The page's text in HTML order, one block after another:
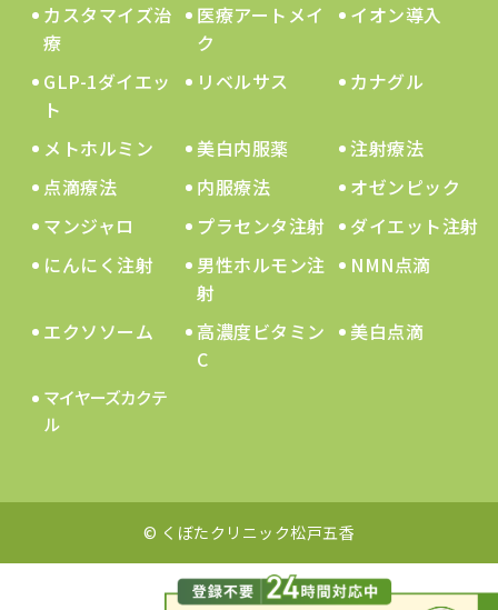
カスタマイズ治
療
医療アートメイ
ク
イオン導入
GLP-1ダイエッ
ト
リベルサス カナグル
メトホルミン 美白内服薬
注射療法
点滴療法
内服療法
オゼンピック
マンジャロ
プラセンタ注射
ダイエット注射
にんにく注射
男性ホルモン注
射
NMN点滴
エクソソーム
高濃度ビタミン
C
美白点滴
マイヤーズカクテ
ル
© くぼたクリニック松戸五香